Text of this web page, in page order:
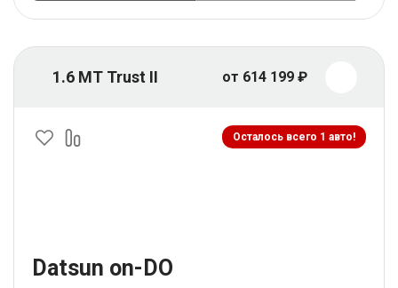
1.6 MT Trust II от 614 199 ₽
Осталось всего 1 авто!
Datsun on-DO